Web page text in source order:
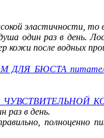
эластичности,
один раз в день.
кожи после водных
ДЛЯ БЮСТА
раз в день.